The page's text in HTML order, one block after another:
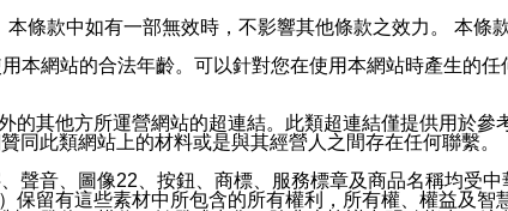
收到來自任何企業官方帳號或認證官方帳號的通知型訊息。
條款中如有一部無效時，不影響其他條款之效力。 本條
本網站的合法年齡。可以針對您在使用本網站時產生的
的其他方所運營網站的超連結。此類超連結僅提供用於
同此類網站上的材料或是與其經營人之間存在任何聯繫。
聲音、圖像22、按鈕、商標、服務標章及商品名稱均受
保留有這些素材中所包含的所有權利，所有權、權益及